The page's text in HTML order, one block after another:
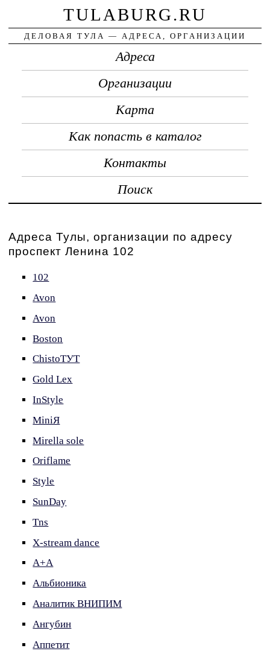
TULABURG.RU
ДЕЛОВАЯ ТУЛА — АДРЕСА, ОРГАНИЗАЦИИ
Адреса
Организации
Карта
Как попасть в каталог
Контакты
Поиск
Адреса Тулы, организации по адресу
проспект Ленина 102
102
Avon
Avon
Boston
ChistoТУТ
Gold Lex
InStyle
MiniЯ
Mirella sole
Oriflame
Style
SunDay
Tns
X-stream dance
А+А
Альбионика
Аналитик ВНИПИМ
Ангубин
Аппетит